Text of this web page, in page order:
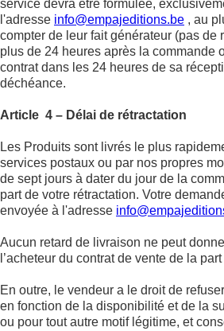
service devra être formulée,
l'adresse info@empajeditions.be , au
compter de leur fait générateur (pas de
plus de 24 heures après la commande
contrat dans les 24 heures de sa
déchéance.
Article 4 – Délai de rétractation
Les Produits sont livrés le plus
services postaux ou par nos propres
de sept jours à dater du jour de la
part de votre rétractation. Votre
envoyée à l'adresse
Aucun retard de livraison ne peut
l’acheteur du contrat de vente de la
En outre, le vendeur a le droit de
en fonction de la disponibilité et de la
ou pour tout autre motif légitime, et